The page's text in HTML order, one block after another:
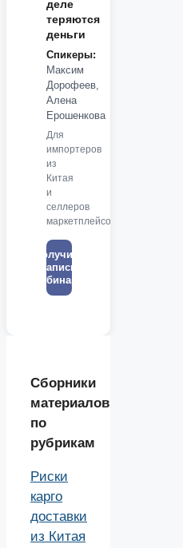
деле
теряются
деньги
Спикеры:
Максим
Дорофеев,
Алена
Ерошенкова
Для
импортеров
из
Китая
и
селлеров
маркетплейсов
Получить
запись
вебинара
Сборники
материалов
по
рубрикам
Риски
карго
доставки
из Китая